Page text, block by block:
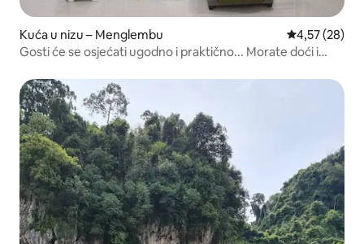
Kuća u nizu – Menglembu Prosječna
4,57 (28)
Gosti će se osjećati ugodno i praktično... Morate doći i